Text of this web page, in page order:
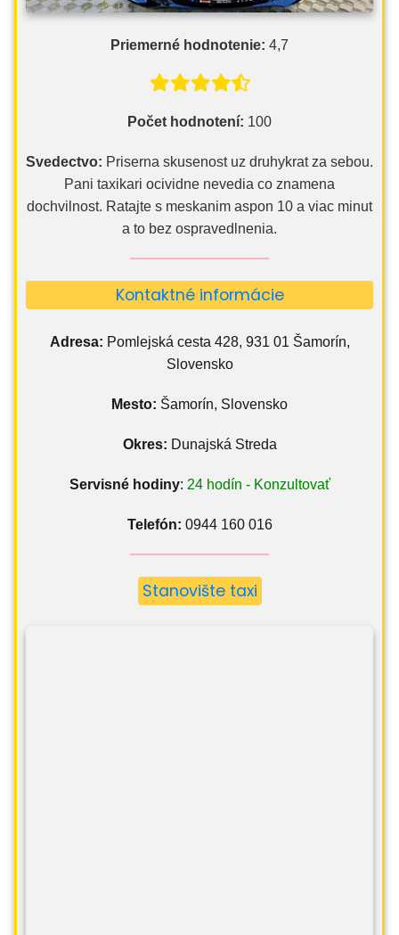
Priemerné hodnotenie: 4,7
Počet hodnotení: 100
Svedectvo: Priserna skusenost uz druhykrat za sebou.
Pani taxikari ocividne nevedia co znamena
dochvilnost. Ratajte s meskanim aspon 10 a viac minut
a to bez ospravedlnenia.
Kontaktné informácie
Adresa: Pomlejská cesta 428, 931 01 Šamorín,
Slovensko
Mesto: Šamorín, Slovensko
Okres: Dunajská Streda
Servisné hodiny: 24 hodín - Konzultovať
Telefón: 0944 160 016
Stanovište taxi